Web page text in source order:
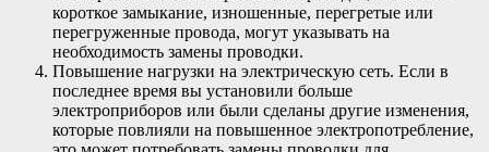
короткое замыкание, изношенные, перегретые или
перегруженные провода, могут указывать на
необходимость замены проводки.
Повышение нагрузки на электрическую сеть. Если в
последнее время вы установили больше
электроприборов или были сделаны другие изменения,
которые повлияли на повышенное электропотребление,